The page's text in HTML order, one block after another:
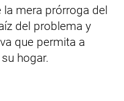
la mera prórroga del
del problema y
que permita a
hogar.